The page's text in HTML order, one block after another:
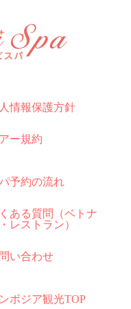
情報保護方針
ー規約
予約の流れ
ある質問（ベトナ
レストラン）
い合わせ
ボジア観光TOP